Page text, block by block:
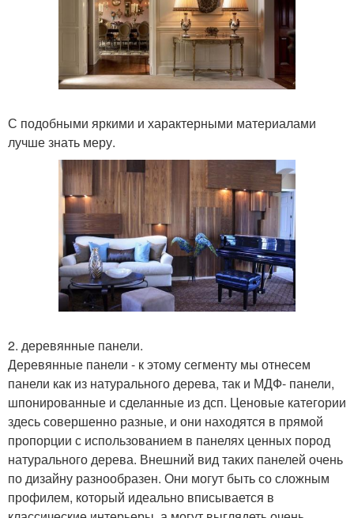
С подобными яркими и характерными материалами
лучше знать меру.
2. деревянные панели.
Деревянные панели - к этому сегменту мы отнесем
панели как из натурального дерева, так и МДФ- панели,
шпонированные и сделанные из дсп. Ценовые категории
здесь совершенно разные, и они находятся в прямой
пропорции с использованием в панелях ценных пород
натурального дерева. Внешний вид таких панелей очень
по дизайну разнообразен. Они могут быть со сложным
профилем, который идеально вписывается в